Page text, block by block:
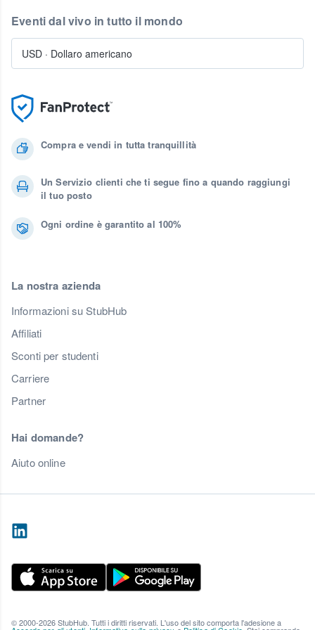
Compra e vendi in tutta tranquillità
Un Servizio clienti che ti segue fino a quando raggiungi
il tuo posto
Ogni ordine è garantito al 100%
La nostra azienda
Informazioni su StubHub
Affiliati
Sconti per studenti
Carriere
Partner
Hai domande?
Aiuto online
Eventi dal vivo in tutto il mondo
USD · Dollaro americano
© 2000-2026 StubHub. Tutti i diritti riservati. L'uso del sito comporta l'adesione a